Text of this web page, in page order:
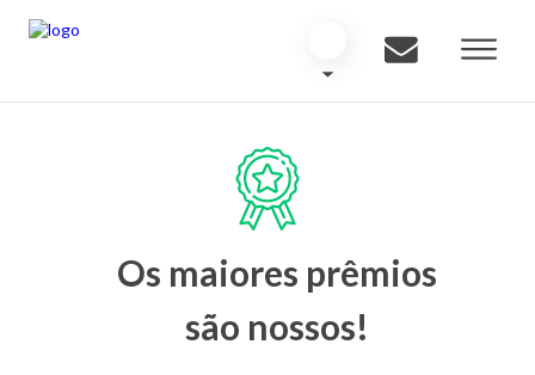
Os maiores prêmios
são nossos!